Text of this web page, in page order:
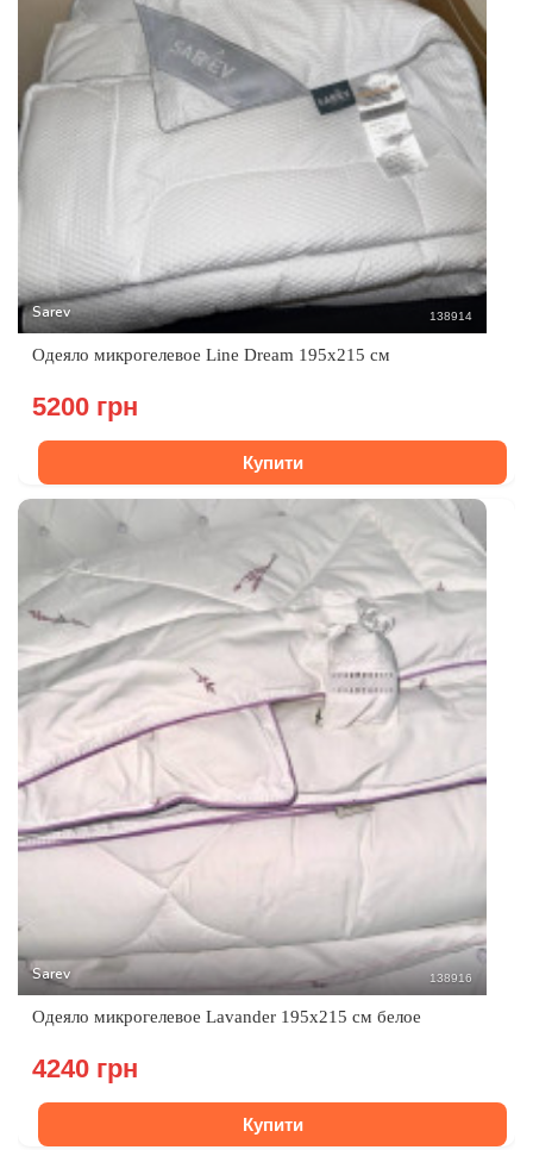
Sarev 138914
Одеяло микрогелевое Line Dream 195x215 см
5200 грн
Купити
Sarev 138916
Одеяло микрогелевое Lavander 195х215 см белое
4240 грн
Купити